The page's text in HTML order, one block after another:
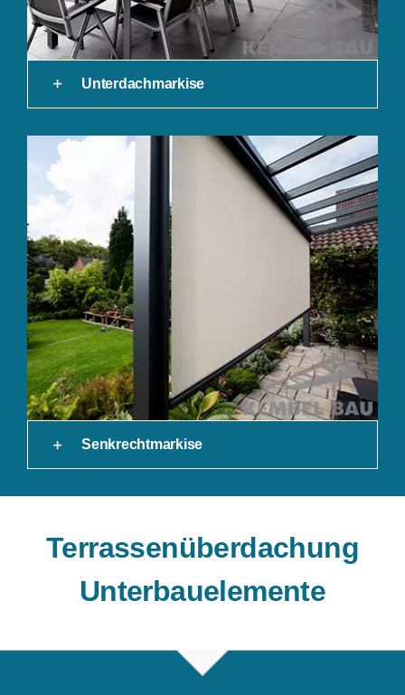
Unterdachmarkise
Senkrechtmarkise
Terrassenüberdachung
Unterbauelemente